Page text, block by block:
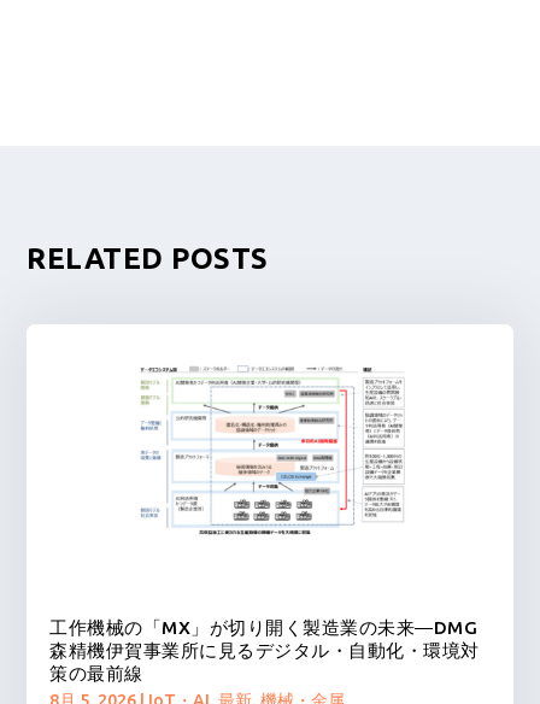
RELATED POSTS
工作機械の「MX」が切り開く製造業の未来―DMG
森精機伊賀事業所に見るデジタル・自動化・環境対
策の最前線